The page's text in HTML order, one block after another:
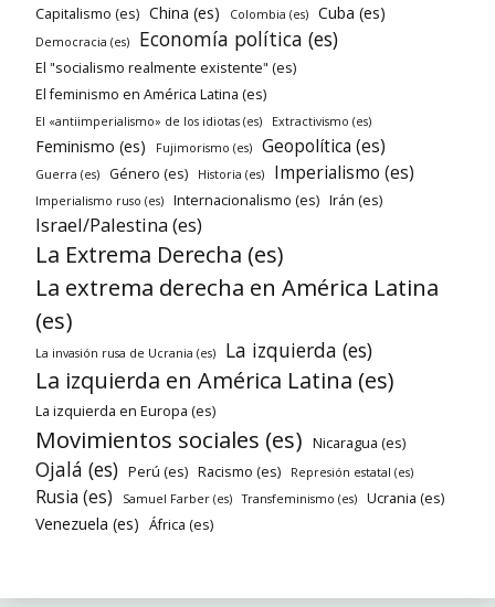
Capitalismo (es) China (es) Colombia (es) Cuba (es)
Democracia (es) Economía política (es)
El "socialismo realmente existente" (es)
El feminismo en América Latina (es)
El «antiimperialismo» de los idiotas (es) Extractivismo (es)
Feminismo (es) Fujimorismo (es) Geopolítica (es)
Guerra (es) Género (es) Historia (es) Imperialismo (es)
Imperialismo ruso (es) Internacionalismo (es) Irán (es)
Israel/Palestina (es)
La Extrema Derecha (es)
La extrema derecha en América Latina
(es)
La invasión rusa de Ucrania (es) La izquierda (es)
La izquierda en América Latina (es)
La izquierda en Europa (es)
Movimientos sociales (es) Nicaragua (es)
Ojalá (es) Perú (es) Racismo (es) Represión estatal (es)
Rusia (es) Samuel Farber (es) Transfeminismo (es) Ucrania (es)
Venezuela (es) África (es)